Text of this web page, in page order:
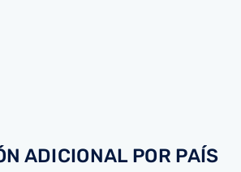
ADICIONAL POR PAÍS